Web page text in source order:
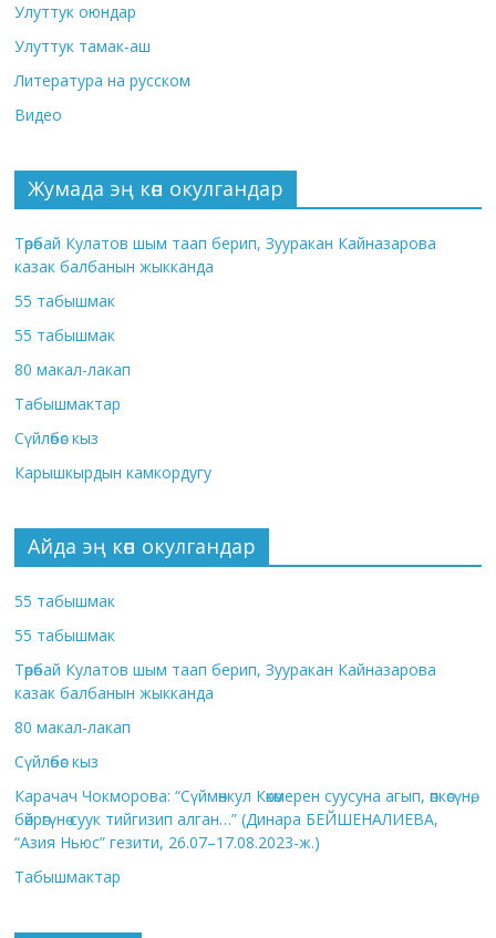
Улуттук оюндар
Улуттук тамак-аш
Литература на русском
Видео
Жумада эң көп окулгандар
Төрөбай Кулатов шым таап берип, Зууракан Кайназарова
казак балбанын жыкканда
55 табышмак
55 табышмак
80 макал-лакап
Табышмактар
Сүйлөбөс кыз
Карышкырдын камкордугу
Айда эң көп окулгандар
55 табышмак
55 табышмак
Төрөбай Кулатов шым таап берип, Зууракан Кайназарова
казак балбанын жыкканда
80 макал-лакап
Сүйлөбөс кыз
Карачач Чокморова: “Сүймөнкул Көкөмерен суусуна агып, өпкөсүнө,
бөйрөгүнө суук тийгизип алган…” (Динара БЕЙШЕНАЛИЕВА,
“Азия Ньюс” гезити, 26.07–17.08.2023-ж.)
Табышмактар